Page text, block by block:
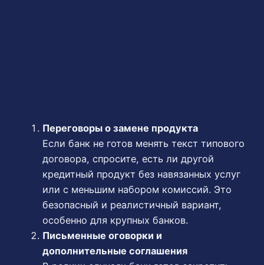
Переговоры о замене продукта
Если банк не готов менять текст типового
договора, спросите, есть ли другой
кредитный продукт без навязанных услуг
или с меньшим набором комиссий. Это
безопасный и реалистичный вариант,
особенно для крупных банков.
Письменные оговорки и
дополнительные соглашения